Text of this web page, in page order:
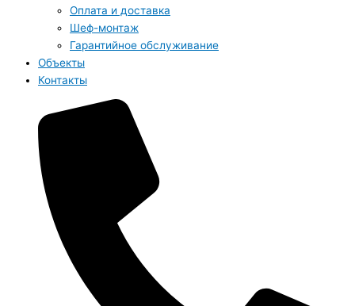
Оплата и доставка
Шеф-монтаж
Гарантийное обслуживание
Объекты
Контакты